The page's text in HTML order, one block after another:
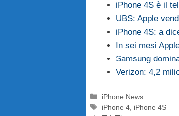
iPhone 4S è il
UBS: Apple
iPhone 4S: a
In sei mesi
Samsung
Verizon: 4,2
Categorie
iPhone News
Tag
iPhone 4 iPhone 4S